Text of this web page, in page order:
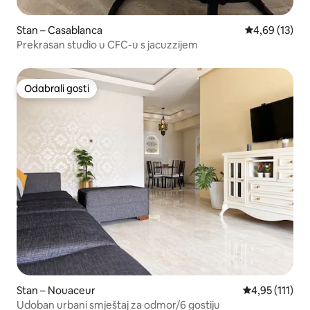
Stan – Casablanca Prosječna
4,69 (13)
Prekrasan studio u CFC-u s jacuzzijem
Odabrali gosti
Odabrali gosti
Stan – Nouaceur Prosječna
4,95 (111)
Udoban urbani smještaj za odmor/6 gostiju